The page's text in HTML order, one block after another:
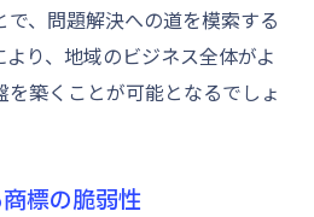
商標侵害の抑制
商標保護の意義
めの法的支援
商標保護の成功と失敗
、問題解決への道を模索する
り、地域のビジネス全体がよ
を築くことが可能となるでしょ
標の脆弱性